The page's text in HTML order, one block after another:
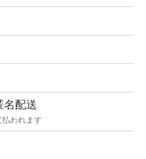
名配送
払われます